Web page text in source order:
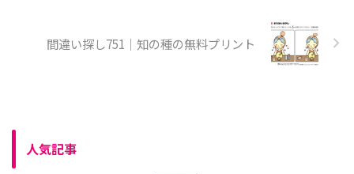
間違い探し751｜知の種の無料プリント
人気記事